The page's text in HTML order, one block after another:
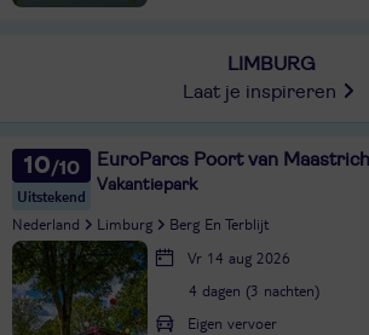
LIMBURG
Laat je inspireren
10
Uitstekend
EuroParcs Poort van
Vakantiepark
Nederland Limburg Berg En Terblijt
Vr 14 aug 2026
4 dagen (3 nachten)
Eigen vervoer